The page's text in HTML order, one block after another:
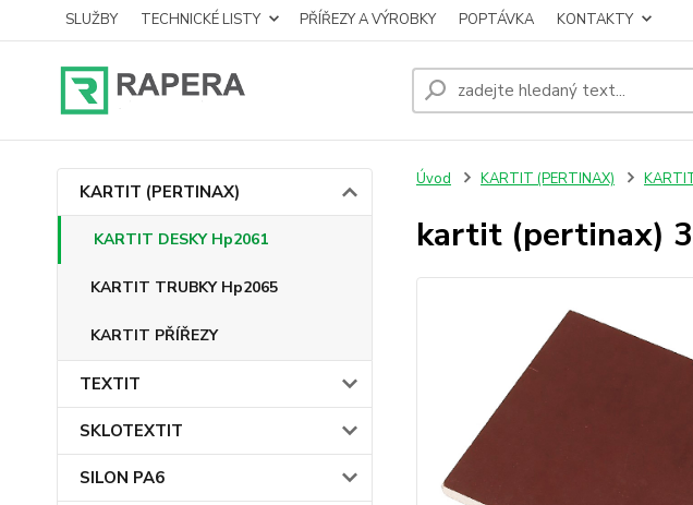
SLUŽBY TECHNICKÉ LISTY PŘÍŘEZY A VÝROBKY POPTÁVKA KONTAKTY
KARTIT (PERTINAX)
KARTIT DESKY Hp2061
KARTIT TRUBKY Hp2065
KARTIT PŘÍŘEZY
TEXTIT
SKLOTEXTIT
SILON PA6
Úvod KARTIT (PERTINAX)
kartit (pertinax)